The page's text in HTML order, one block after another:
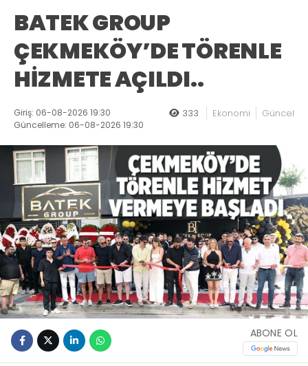
BATEK GROUP
ÇEKMEKÖY’DE TÖRENLE
HİZMETE AÇILDI..
Giriş: 06-08-2026 19:30
Güncelleme: 06-08-2026 19:30
333 Ekonomi Güncel
ABONE OL